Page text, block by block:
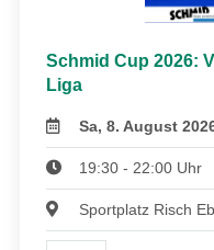
Schmid Cup 2026:
Liga
Sa, 8. August
19:30 - 22:00 Uhr
Sportplatz Risch